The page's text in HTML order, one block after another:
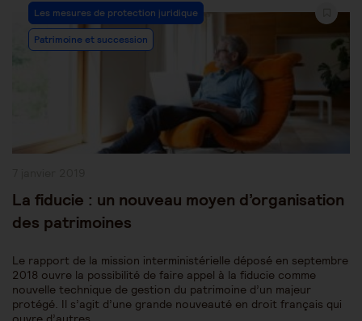
Post
Category:
Les mesures de protection juridique
Patrimoine et succession
La fiducie : un nouveau moyen d’organisation
des patrimoines
Le rapport de la mission interministérielle déposé en septembre
2018 ouvre la possibilité de faire appel à la fiducie comme
nouvelle technique de gestion du patrimoine d’un majeur
protégé. Il s’agit d’une grande nouveauté en droit français qui